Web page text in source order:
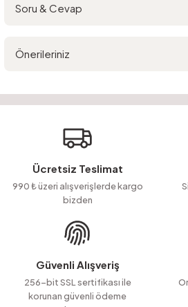
Soru & Cevap
Soru Sor
Önerileriniz
Görüş ve önerileriniz için teşekkür ederiz.
Ürün resmi kalitesiz, bozuk veya
Ürün açıklamasında eksik bilgiler
Ürün bilgilerinde hatalar bulunuyor.
Ürün fiyatı diğer sitelerden daha pahalı.
Bu ürüne benzer farklı alternatifler olmalı.
Ücretsiz Teslimat
990 ₺ üzeri alışverişlerde kargo
bizden
Güvenli Alışveriş
256-bit SSL sertifikası ile
korunan güvenli ödeme